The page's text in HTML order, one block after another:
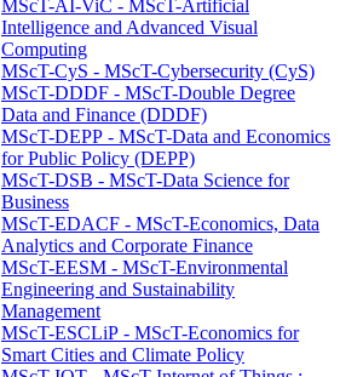
MScT-AI-ViC - MScT-Artificial
Intelligence and Advanced Visual
Computing
MScT-CyS - MScT-Cybersecurity (CyS)
MScT-DDDF - MScT-Double Degree
Data and Finance (DDDF)
MScT-DEPP - MScT-Data and Economics
for Public Policy (DEPP)
MScT-DSB - MScT-Data Science for
Business
MScT-EDACF - MScT-Economics, Data
Analytics and Corporate Finance
MScT-EESM - MScT-Environmental
Engineering and Sustainability
Management
MScT-ESCLiP - MScT-Economics for
Smart Cities and Climate Policy